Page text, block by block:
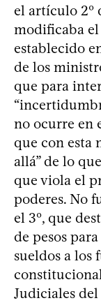
el artículo 2º
modificaba el
establecido
de los
que para
no ocurre en
que con esta
allá” de lo
que viola el
poderes. No
el 3º, que
de pesos
sueldos a los
Judiciales del